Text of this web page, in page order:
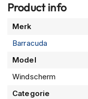
m
n
P
n
l
o
c
Product info
Meer
Merk
Barracuda
Model
Windscherm
Categorie